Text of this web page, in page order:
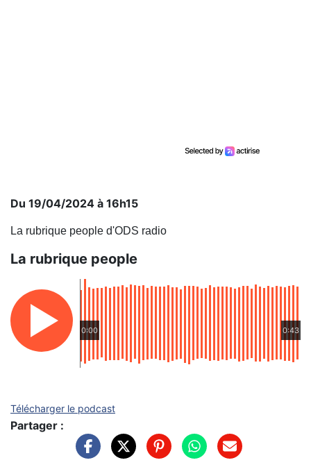
Du 19/04/2024 à 16h15
La rubrique people d'ODS radio
La rubrique people
0:00 0:43
Télécharger le podcast
Partager :